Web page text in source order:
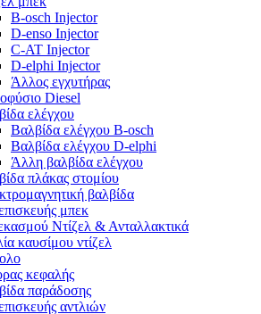
B-osch Injector
D-enso Injector
C-AT Injector
D-elphi Injector
Άλλος εγχυτήρας
Diesel
ελέγχου
Βαλβίδα ελέγχου B-osch
Βαλβίδα ελέγχου D-elphi
Άλλη βαλβίδα ελέγχου
πλάκας στομίου
βαλβίδα
μπεκ
Ντίζελ & Ανταλλακτικά
καυσίμου ντίζελ
κεφαλής
παράδοσης
αντλιών